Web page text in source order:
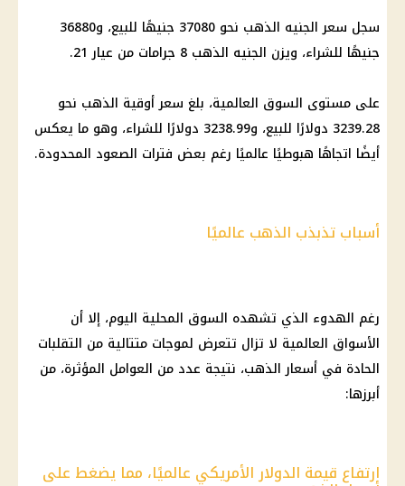
سجل سعر الجنيه الذهب نحو 37080 جنيهًا للبيع، و36880
جنيهًا للشراء، ويزن الجنيه الذهب 8 جرامات من عيار 21.
على مستوى السوق العالمية، بلغ سعر أوقية الذهب نحو
3239.28 دولارًا للبيع، و3238.99 دولارًا للشراء، وهو ما يعكس
أيضًا اتجاهًا هبوطيًا عالميًا رغم بعض فترات الصعود المحدودة.
أسباب تذبذب الذهب عالميًا
رغم الهدوء الذي تشهده السوق المحلية اليوم، إلا أن
الأسواق العالمية لا تزال تتعرض لموجات متتالية من التقلبات
الحادة في أسعار الذهب، نتيجة عدد من العوامل المؤثرة، من
أبرزها:
ارتفاع قيمة الدولار الأمريكي عالميًا، مما يضغط على